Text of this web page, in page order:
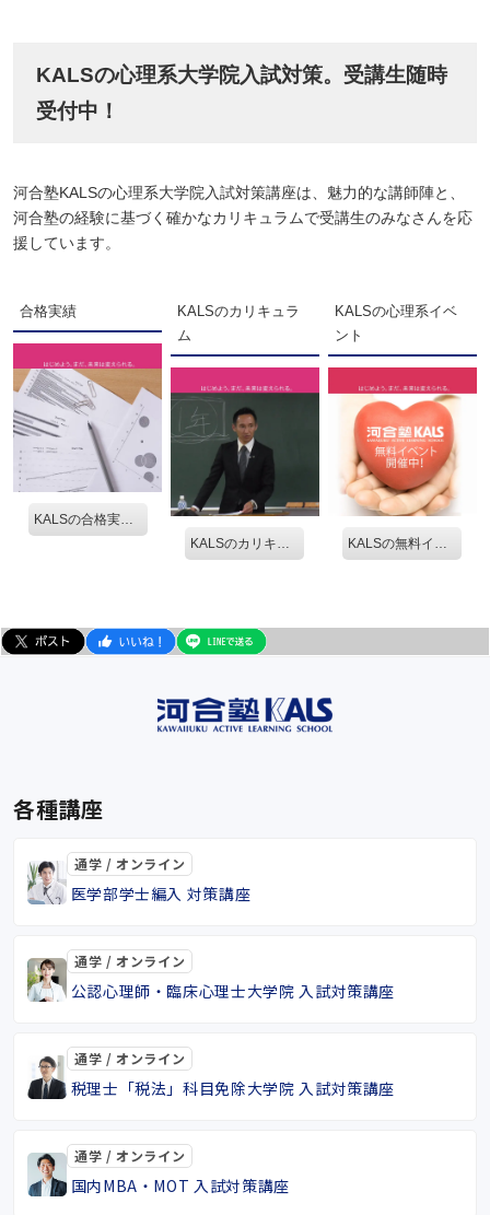
KALSの心理系大学院入試対策。受講生随時
受付中！
河合塾KALSの心理系大学院入試対策講座は、魅力的な講師陣と、
河合塾の経験に基づく確かなカリキュラムで受講生のみなさんを応
援しています。
合格実績
KALSの合格実績を見る。
KALSのカリキュラ
ム
KALSの心理系イベ
ント
各種講座
通学 / オンライン
医学部学士編入 対策講座
通学 / オンライン
公認心理師・臨床心理士大学院 入試対策講座
通学 / オンライン
税理士「税法」科目免除大学院 入試対策講座
通学 / オンライン
国内MBA・MOT 入試対策講座